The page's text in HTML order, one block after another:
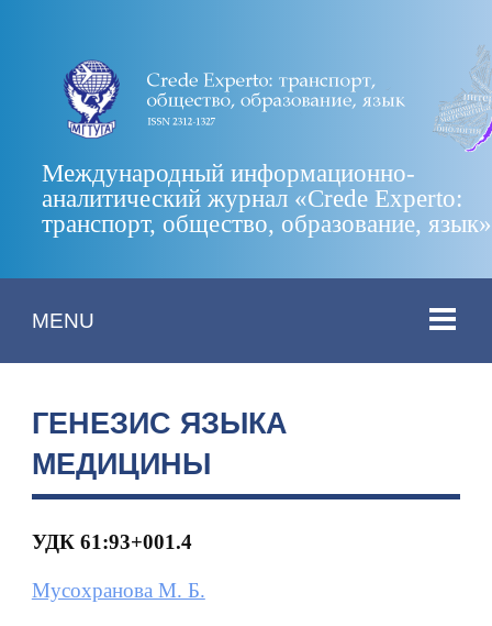
Международный информационно-
аналитический журнал «Crede Experto:
транспорт, общество, образование, язык»
MENU
ГЕНЕЗИС ЯЗЫКА
МЕДИЦИНЫ
УДК 61:93+001.4
Мусохранова М. Б.